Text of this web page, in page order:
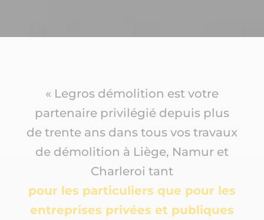
« Legros démolition est votre
partenaire privilégié depuis plus
de trente ans dans tous vos travaux
de démolition à Liège, Namur et
Charleroi tant
pour les particuliers que pour les
entreprises privées et publiques